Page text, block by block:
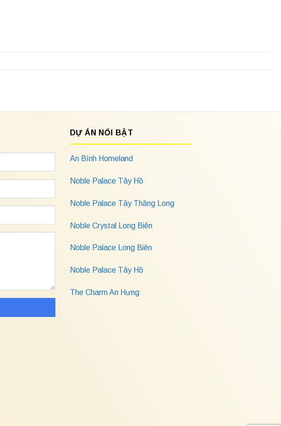
DỰ ÁN NỔI BẬT
An Bình Homeland
Noble Palace Tây Hồ
Noble Palace Tây Thăng Long
Noble Crystal Long Biên
Noble Palace Long Biên
Noble Palace Tây Hồ
The Charm An Hưng